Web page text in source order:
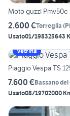
Moto guzzi Pmv50c
2.600 €Torreglia (
Usato01/198325643
Vetrina
Piaggio Vespa TS
7.600 €Bassano
Usato08/19702000